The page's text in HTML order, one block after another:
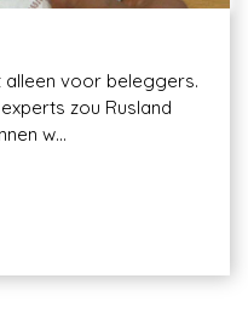
alleen voor beleggers.
zou Rusland
w...